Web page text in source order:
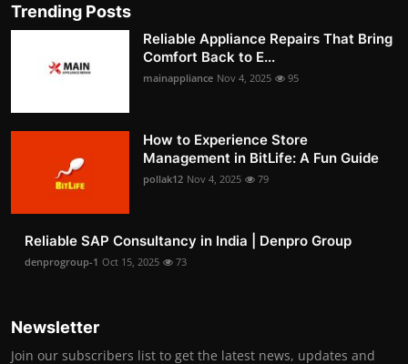
Trending Posts
Reliable Appliance Repairs That Bring
Comfort Back to E...
mainappliance Nov 4, 2025 95
How to Experience Store
Management in BitLife: A Fun Guide
pollak12 Nov 4, 2025 79
Reliable SAP Consultancy in India | Denpro Group
denprogroup-1 Oct 15, 2025 73
Newsletter
Join our subscribers list to get the latest news, updates and